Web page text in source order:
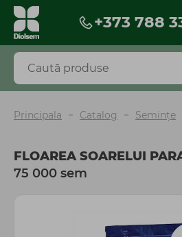
+373 788
Produse
BESTSELLERS
Pesticide
Îngrășăminte și fertilizanți
Principala Catalog Seminţe
FLOAREA SOARELUI
75 000 sem